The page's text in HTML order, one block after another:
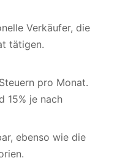
Verkäufer, die
tätigen.
pro Monat.
15% je nach
ebenso wie die